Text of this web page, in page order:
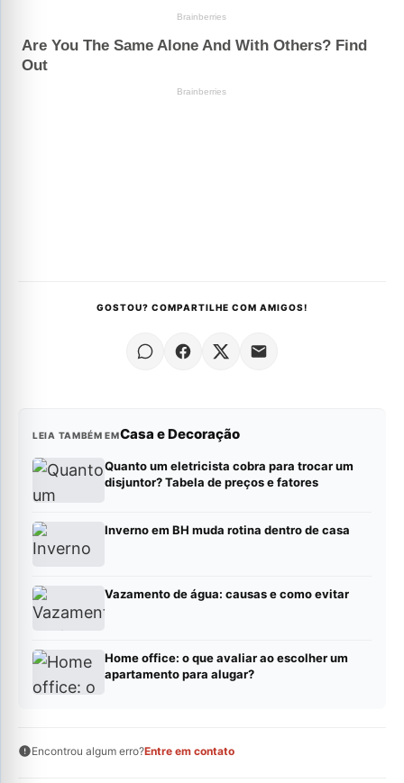
GOSTOU? COMPARTILHE COM AMIGOS!
LEIA TAMBÉM EMCasa e Decoração
Quanto um eletricista cobra para trocar um
disjuntor? Tabela de preços e fatores
Inverno em BH muda rotina dentro de casa
Vazamento de água: causas e como evitar
Home office: o que avaliar ao escolher um
apartamento para alugar?
Encontrou algum erro?Entre em contato